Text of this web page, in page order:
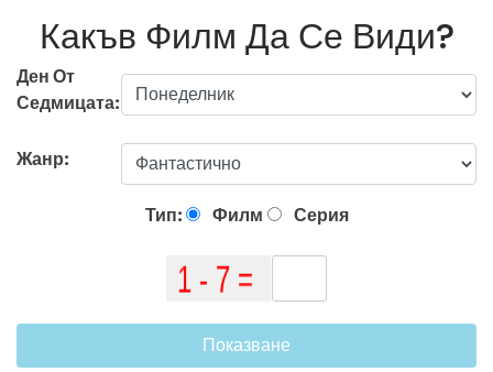
Какъв Филм Да Се Види?
Ден От
Седмицата:
Жанр:
Тип: Филм Серия
Показване